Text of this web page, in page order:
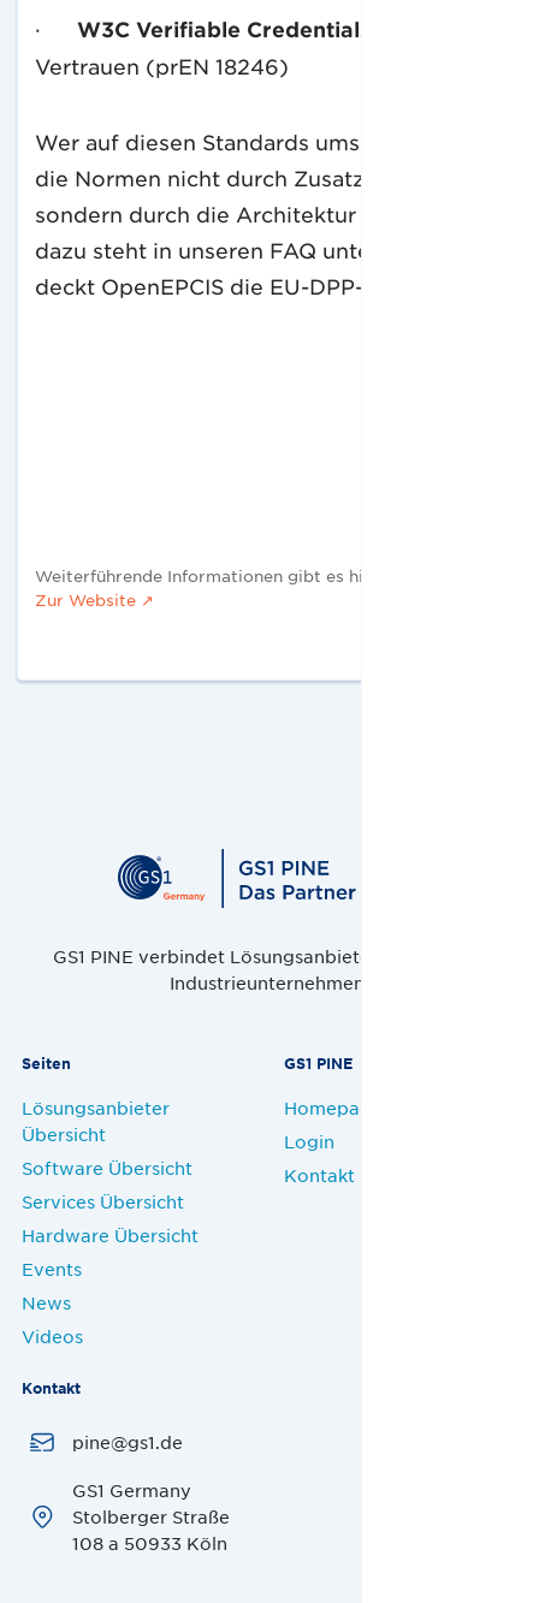
· W3C Verifiable Credentials
Vertrauen (prEN 18246)
Wer auf diesen Standards umsetzt, erfüllt
die Normen nicht durch Zusatzaufwand,
sondern durch die Architektur selbst. Mehr
dazu steht in unseren FAQ unter »Wie
deckt OpenEPCIS die EU-DPP-Normen ab«.
Weiterführende Informationen gibt es hier:
Zur Website ↗
GS1 PINE verbindet Lösungsanbieter, Handel und
Industrieunternehmen.
Seiten
Lösungsanbieter
Übersicht
Software Übersicht
Services Übersicht
Hardware Übersicht
Events
News
Videos
GS1 PINE
Homepage
Login
Kontakt
Kontakt
pine@gs1.de
GS1 Germany
Stolberger Straße
108 a 50933 Köln